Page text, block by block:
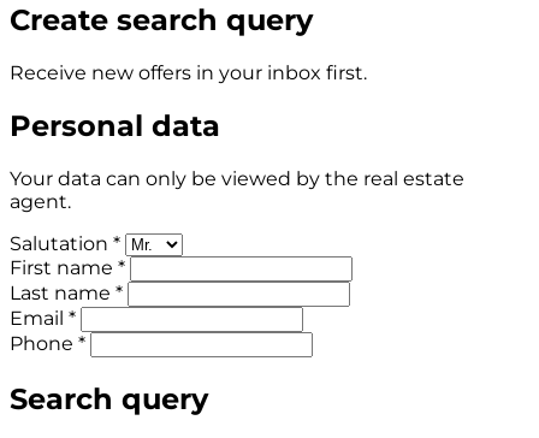
Create search query
Receive new offers in your inbox first.
Personal data
Your data can only be viewed by the real estate
agent.
Salutation *
First name *
Last name *
Email *
Phone *
Search query